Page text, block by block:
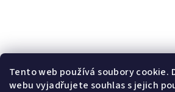
Tento web používá soubory cookie.
webu vyjadřujete souhlas s jejich